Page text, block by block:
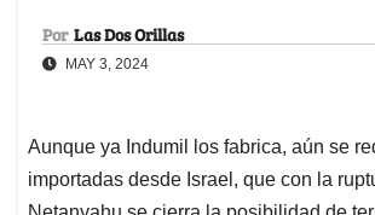
Por Las Dos Orillas
MAY 3, 2024
Aunque ya Indumil los fabrica, aún se
importadas desde Israel, que con la